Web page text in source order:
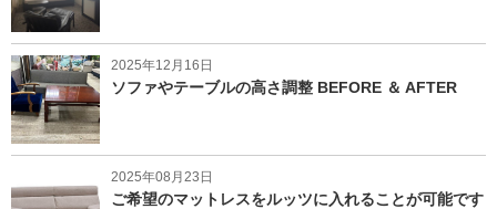
2025年12月16日
ソファやテーブルの高さ調整 BEFORE ＆ AFTER
2025年08月23日
ご希望のマットレスをルッツに入れることが可能です